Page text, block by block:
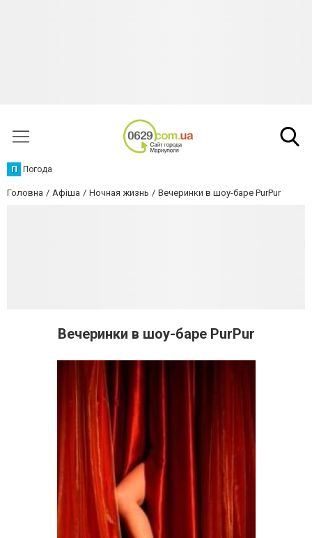
П Погода
Головна Афіша Ночная жизнь Вечеринки в шоу-баре PurPur
Вечеринки в шоу-баре PurPur